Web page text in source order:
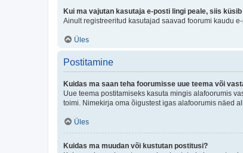
Kui ma vajutan kasutaja e-posti lingi peale, siis
Ainult registreeritud kasutajad saavad foorumi kaudu
Üles
Postitamine
Kuidas ma saan teha foorumisse uue teema või
Uue teema postitamiseks kasuta mingis alafoorumis
toimi. Nimekirja oma õigustest igas alafoorumis näed
Üles
Kuidas ma muudan või kustutan postitusi?